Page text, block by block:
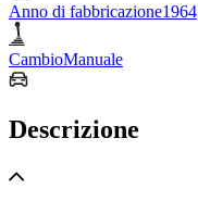
Anno di fabbricazione1964
CambioManuale
Descrizione